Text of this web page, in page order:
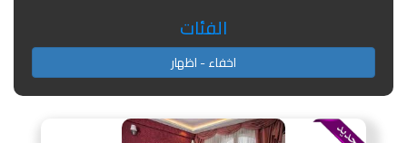
الفئات
اخفاء - اظهار